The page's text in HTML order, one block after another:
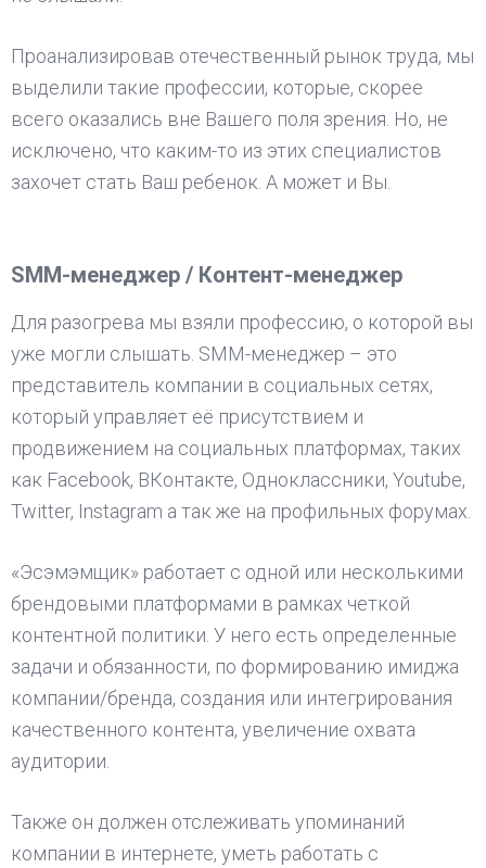
Проанализировав отечественный рынок труда, мы
выделили такие профессии, которые, скорее
всего оказались вне Вашего поля зрения. Но, не
исключено, что каким-то из этих специалистов
захочет стать Ваш ребенок. А может и Вы.
SMM-менеджер / Контент-менеджер
Для разогрева мы взяли профессию, о которой вы
уже могли слышать. SMM-менеджер – это
представитель компании в социальных сетях,
который управляет её присутствием и
продвижением на социальных платформах, таких
как Facebook, ВКонтакте, Одноклассники, Youtube,
Twitter, Instagram а так же на профильных форумах.
«Эсэмэмщик» работает с одной или несколькими
брендовыми платформами в рамках четкой
контентной политики. У него есть определенные
задачи и обязанности, по формированию имиджа
компании/бренда, создания или интегрирования
качественного контента, увеличение охвата
аудитории.
Также он должен отслеживать упоминаний
компании в интернете, уметь работать с